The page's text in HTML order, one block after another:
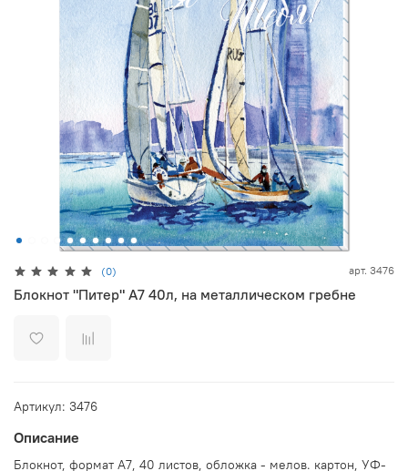
(0) арт. 3476
Блокнот "Питер" А7 40л, на металлическом гребне
Артикул: 3476
Описание
Блокнот, формат А7, 40 листов, обложка - мелов. картон, УФ-